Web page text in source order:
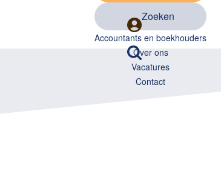
Accountants en boekhouders
Over ons
Vacatures
Contact
Zoeken